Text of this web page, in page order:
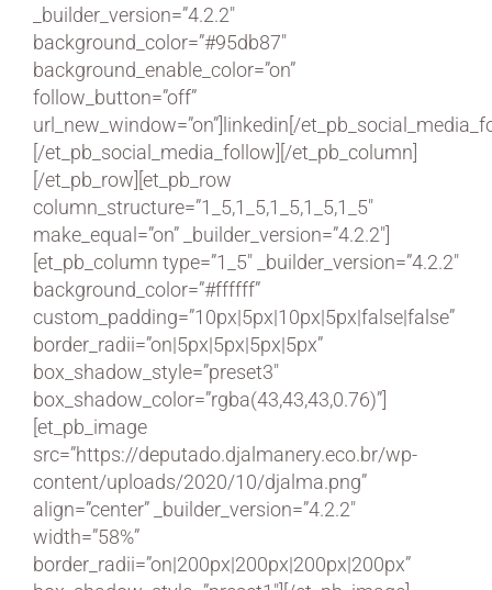
_builder_version=”4.2.2″
background_color=”#95db87″
background_enable_color=”on”
follow_button=”off”
url_new_window=”on”]linkedin[/
[/et_pb_social_media_follow][/et_pb_column]
[/et_pb_row][et_pb_row
column_structure=”1_5,1_5,1_5,1_5,1_5″
make_equal=”on” _builder_version=”4.2.2″]
[et_pb_column type=”1_5″ _builder_version=”4.2.2″
background_color=”#ffffff”
custom_padding=”10px|5px|10px|5px|false|false”
border_radii=”on|5px|5px|5px|5px”
box_shadow_style=”preset3″
box_shadow_color=”rgba(43,43,43,0.76)”]
[et_pb_image
src=”https://deputado.djalmanery.eco.br/wp-
content/uploads/2020/10/djalma.png”
align=”center” _builder_version=”4.2.2″
width=”58%”
border_radii=”on|200px|200px|200px|200px”